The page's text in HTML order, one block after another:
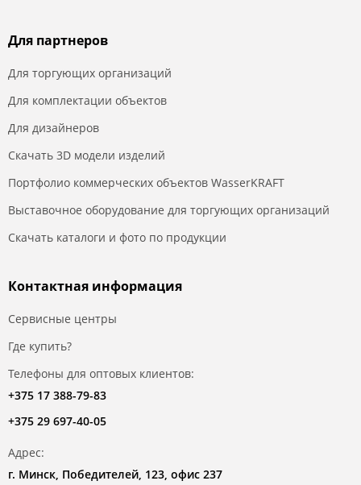
Для партнеров
Для торгующих организаций
Для комплектации объектов
Для дизайнеров
Скачать 3D модели изделий
Портфолио коммерческих объектов WasserKRAFT
Выставочное оборудование для торгующих организаций
Скачать каталоги и фото по продукции
Контактная информация
Сервисные центры
Где купить?
Телефоны для оптовых клиентов:
+375 17 388-79-83
+375 29 697-40-05
Адрес:
г. Минск, Победителей, 123, офис 237